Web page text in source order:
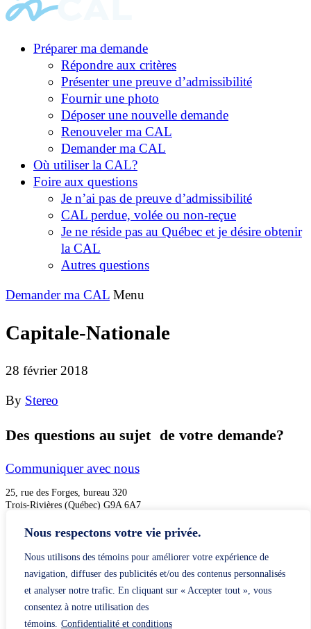
Nous respectons votre vie privée.
Nous utilisons des témoins pour améliorer votre expérience de
navigation, diffuser des publicités et/ou des contenus personnalisés
et analyser notre trafic. En cliquant sur « Accepter tout », vous
consentez à notre utilisation des
témoins. Confidentialité et conditions
Préparer ma demande
Répondre aux critères
Présenter une preuve d’admissibilité
Fournir une photo
Déposer une nouvelle demande
Renouveler ma CAL
Demander ma CAL
Où utiliser la CAL?
Foire aux questions
Je n’ai pas de preuve d’admissibilité
CAL perdue, volée ou non-reçue
Je ne réside pas au Québec et je désire obtenir
la CAL
Autres questions
Demander ma CAL Menu
Capitale-Nationale
28 février 2018
By Stereo
Des questions au sujet de votre demande?
Communiquer avec nous
25, rue des Forges, bureau 320
Trois-Rivières (Québec) G9A 6A7
Déposer une plainte
Partager un témoignage